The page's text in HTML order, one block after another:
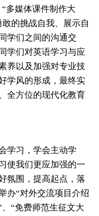
多媒体课件制作大
的挑战自我、展示自
学们之间的沟通交
学们对英语学习与应
养以及加强对专业技
学风的形成，最终实
全方位的现代化教育
习，学会主动学
使我们更应加强的一
氛围，提高起点，落
办“对外交流项目介绍
“免费师范生征文大